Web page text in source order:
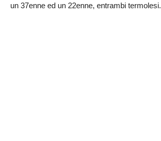
un 37enne ed un 22enne, entrambi termolesi.